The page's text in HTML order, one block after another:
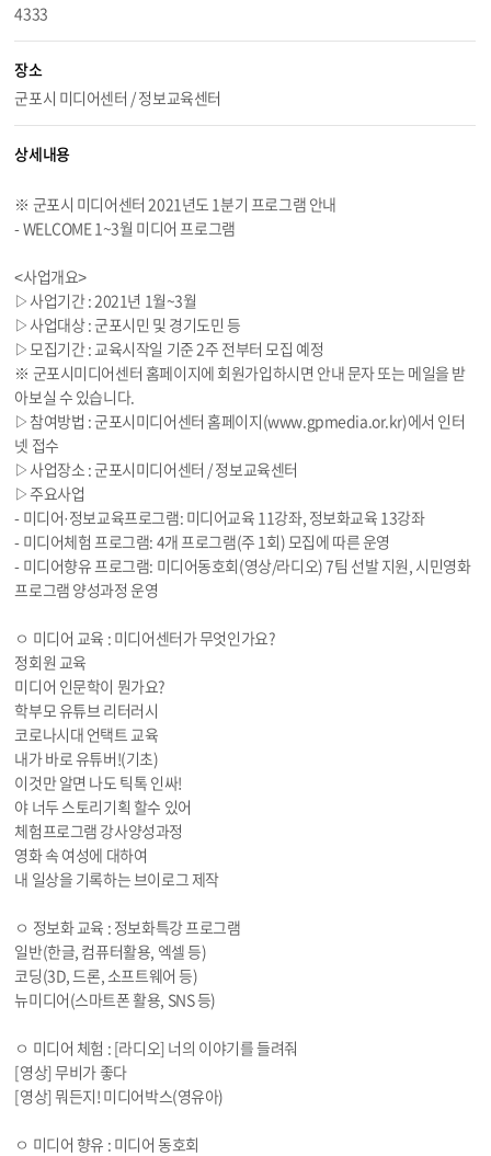
4333
장소
군포시 미디어센터 / 정보교육센터
상세내용
※ 군포시 미디어센터 2021년도 1분기 프로그램 안내
- WELCOME 1~3월 미디어 프로그램
<사업개요>
▷사업기간 : 2021년 1월~3월
▷사업대상 : 군포시민 및 경기도민 등
▷모집기간 : 교육시작일 기준 2주 전부터 모집 예정
※ 군포시미디어센터 홈페이지에 회원가입하시면 안내 문자 또는 메일을 받
아보실 수 있습니다.
▷참여방법 : 군포시미디어센터 홈페이지(www.gpmedia.or.kr)에서 인터
넷 접수
▷사업장소 : 군포시미디어센터 / 정보교육센터
▷주요사업
- 미디어·정보교육프로그램: 미디어교육 11강좌, 정보화교육 13강좌
- 미디어체험 프로그램: 4개 프로그램(주 1회) 모집에 따른 운영
- 미디어향유 프로그램: 미디어동호회(영상/라디오) 7팀 선발 지원, 시민영화
프로그램 양성과정 운영
ㅇ 미디어 교육 : 미디어센터가 무엇인가요?
정회원 교육
미디어 인문학이 뭔가요?
학부모 유튜브 리터러시
코로나시대 언택트 교육
내가 바로 유튜버!(기초)
이것만 알면 나도 틱톡 인싸!
야 너두 스토리기획 할수 있어
체험프로그램 강사양성과정
영화 속 여성에 대하여
내 일상을 기록하는 브이로그 제작
ㅇ 정보화 교육 : 정보화특강 프로그램
일반(한글, 컴퓨터활용, 엑셀 등)
코딩(3D, 드론, 소프트웨어 등)
뉴미디어(스마트폰 활용, SNS 등)
ㅇ 미디어 체험 : [라디오] 너의 이야기를 들려줘
[영상] 무비가 좋다
[영상] 뭐든지! 미디어박스(영유아)
ㅇ 미디어 향유 : 미디어 동호회